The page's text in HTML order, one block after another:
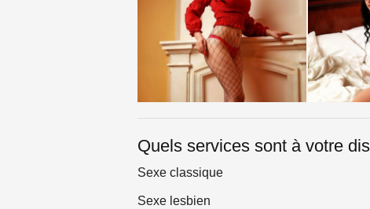
Quels services sont à votre
Sexe classique
Sexe lesbien